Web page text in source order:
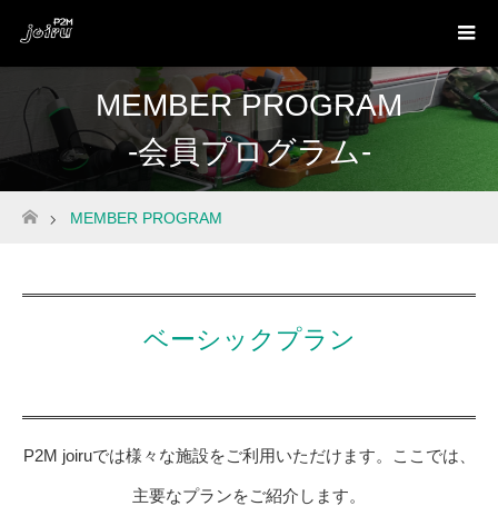
MEMBER PROGRAM
-会員プログラム-
ホーム
MEMBER PROGRAM
ベーシックプラン
P2M joiruでは様々な施設をご利用いただけます。ここでは、
主要なプランをご紹介します。